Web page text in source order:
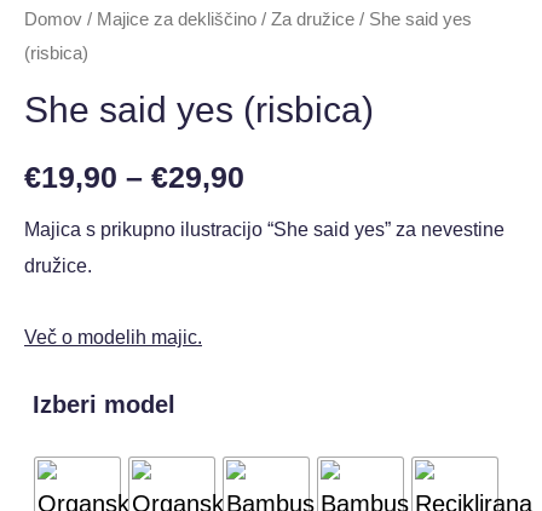
Domov / Majice za dekliščino / Za družice / She said yes
(risbica)
She said yes (risbica)
€19,90 – €29,90
Majica s prikupno ilustracijo “She said yes” za nevestine
družice.
Več o modelih majic.
Izberi model